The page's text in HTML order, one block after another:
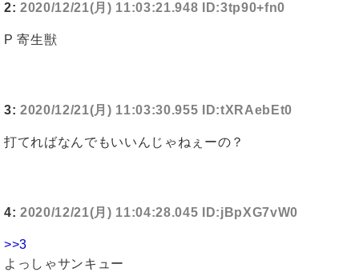
2: 2020/12/21(月) 11:03:21.948 ID:3tp90+fn0
P 寄生獣
3: 2020/12/21(月) 11:03:30.955 ID:tXRAebEt0
打てればなんでもいいんじゃねぇーの？
4: 2020/12/21(月) 11:04:28.045 ID:jBpXG7vW0
>>3
よっしゃサンキュー